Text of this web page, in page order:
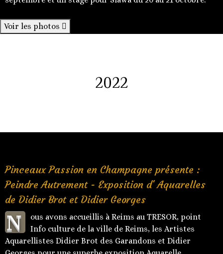
Voir les photos
2022
Pinceaux Passion en Champagne présente :
Peindre Autrement - Exposition d' Aquarelles
de Didier Brot et Didier Georges
N
ous avons accueillis à Reims au TRESOR, point
Info culture de la ville de Reims, les Artistes
Aquarellistes Didier Brot des Garandons et Didier